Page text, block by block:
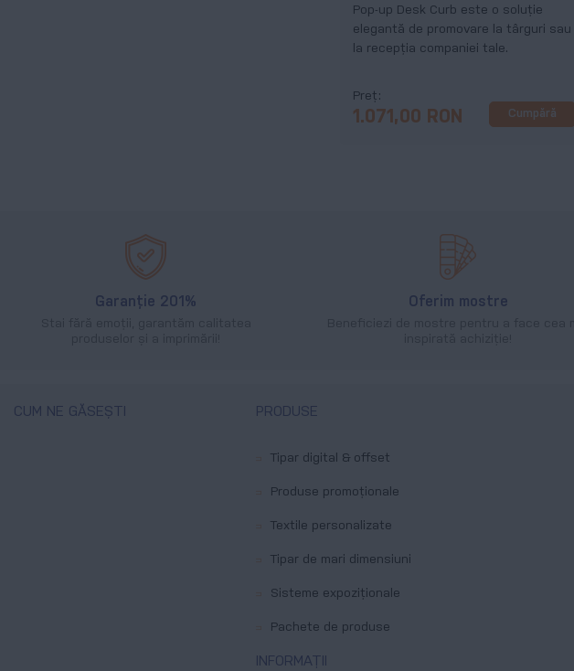
Pop-up Desk Curb este o soluție
elegantă de promovare la târguri sau
la recepția companiei tale.
Preț
1.071,00 RON Cumpără
Garanție 201% Oferim mostre
CUM NE GĂSEȘTI PRODUSE
Tipar digital & offset
Produse promoționale
Textile personalizate
Tipar de mari dimensiuni
Sisteme expoziționale
Pachete de produse
INFORMAȚII